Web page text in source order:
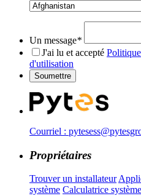
Un message*
J'ai lu et accepté
d'utilisation
Courriel :
Propriétaires
Trouver un installateur
système Calculatrice système